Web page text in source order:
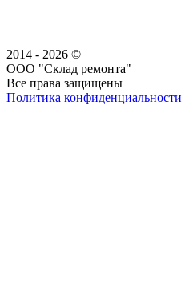
2014 - 2026 ©
ООО "Склад ремонта"
Все права защищены
Политика конфиденциальности